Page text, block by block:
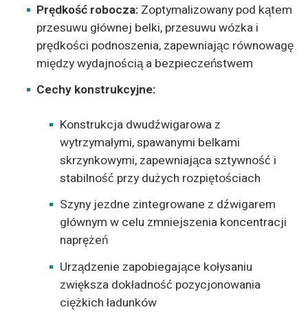
Prędkość robocza: Zoptymalizowany pod kątem
przesuwu głównej belki, przesuwu wózka i
prędkości podnoszenia, zapewniając równowagę
między wydajnością a bezpieczeństwem
Cechy konstrukcyjne:
Konstrukcja dwudźwigarowa z
wytrzymałymi, spawanymi belkami
skrzynkowymi, zapewniająca sztywność i
stabilność przy dużych rozpiętościach
Szyny jezdne zintegrowane z dźwigarem
głównym w celu zmniejszenia koncentracji
naprężeń
Urządzenie zapobiegające kołysaniu
zwiększa dokładność pozycjonowania
ciężkich ładunków